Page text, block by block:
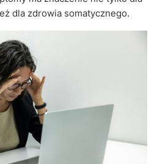
dla zdrowia somatycznego.